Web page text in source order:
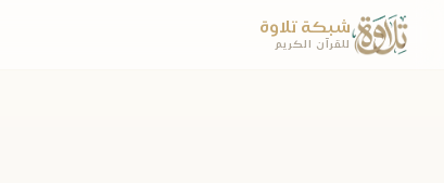
شبكة تلاوة
للقرآن الكريم